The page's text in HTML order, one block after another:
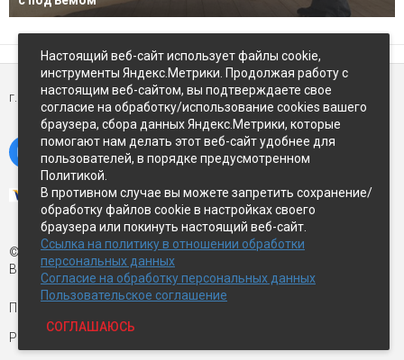
г. Петропавловск-Камчатский,ул Восточное-шоссе, д.5
© Экспострой, 2026 г.
Все права защищены
Письмо директору:
Разработка сайта —
Настоящий веб-сайт использует файлы cookie,
инструменты Яндекс.Метрики. Продолжая работу с
настоящим веб-сайтом, вы подтверждаете свое
согласие на обработку/использование cookies вашего
браузера, сбора данных Яндекс.Метрики, которые
помогают нам делать этот веб-сайт удобнее для
пользователей, в порядке предусмотренном
Политикой.
В противном случае вы можете запретить сохранение/
обработку файлов cookie в настройках своего
браузера или покинуть настоящий веб-сайт.
Ссылка на политику в отношении обработки
персональных данных
Согласие на обработку персональных данных
Пользовательское соглашение
СОГЛАШАЮСЬ